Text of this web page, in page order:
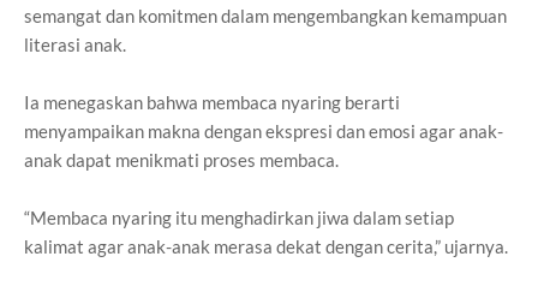
semangat dan komitmen dalam mengembangkan kemampuan
literasi anak.
Ia menegaskan bahwa membaca nyaring berarti
menyampaikan makna dengan ekspresi dan emosi agar anak-
anak dapat menikmati proses membaca.
“Membaca nyaring itu menghadirkan jiwa dalam setiap
kalimat agar anak-anak merasa dekat dengan cerita,” ujarnya.